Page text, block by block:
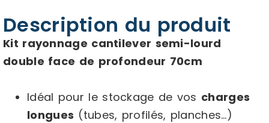
Description du produit
Kit rayonnage cantilever semi-lourd
double face de profondeur 70cm
Idéal pour le stockage de vos charges
longues (tubes, profilés, planches…)